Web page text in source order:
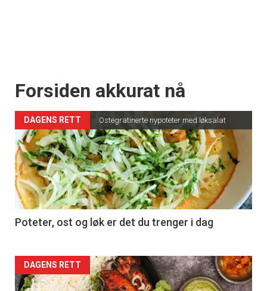
Forsiden akkurat nå
DAGENS RETT Ostegratinerte nypoteter med løksalat
Poteter, ost og løk er det du trenger i dag
Forsiden
DAGENS RETT